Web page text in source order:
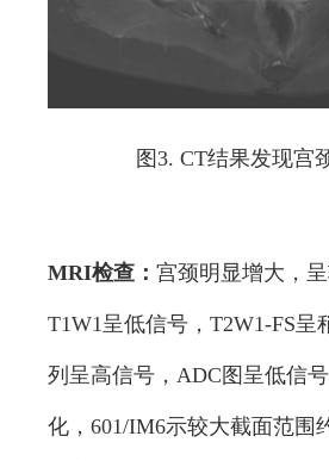
图3. CT结果发现宫
MRI检查： 宫颈明显增大，
T1W1呈低信号，T2W1-FS呈
列呈高信号，ADC图呈低信
化，601/IM6示较大截面范围